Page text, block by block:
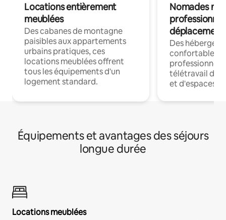
Locations entièrement
meublées
Des cabanes de montagne
paisibles aux appartements
urbains pratiques, ces
locations meublées offrent
tous les équipements d'un
logement standard.
Nomades
déplacement
Des
confortables
professionnels
télétravail
et d'espaces
Équipements et avantages des séjours
longue durée
Locations meublées